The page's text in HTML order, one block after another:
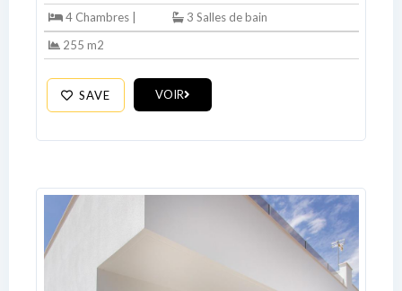
4 Chambres |
3 Salles de bain
255 m2
SAVE VOIR
No apps configured. Please contact
your administrator.